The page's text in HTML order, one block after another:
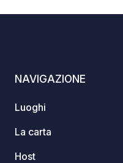
NAVIGAZIONE
Luoghi
La carta
Host